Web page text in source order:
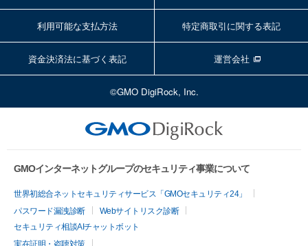
利用可能な支払方法 特定商取引に関する表記
資金決済法に基づく表記 運営会社
©GMO DigiRock, Inc.
GMOインターネットグループのセキュリティ事業について
世界初総合ネットセキュリティサービス「GMOセキュリティ24」
パスワード漏洩診断
Webサイトリスク診断
セキュリティ相談AIチャットボット
実在証明・盗聴対策